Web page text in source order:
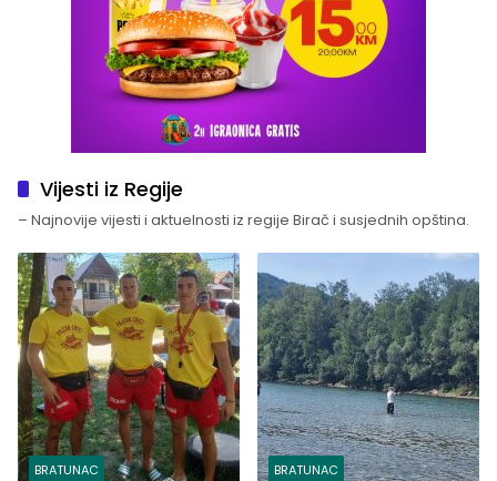
Vijesti iz Regije
– Najnovije vijesti i aktuelnosti iz regije Birač i susjednih opština.
BRATUNAC BRATUNAC